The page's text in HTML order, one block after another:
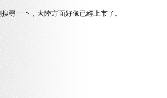
尋一下，大陸方面好像已經上市了。